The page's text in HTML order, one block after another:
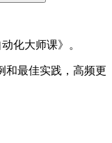
化大师课》。
和最佳实践，高频更